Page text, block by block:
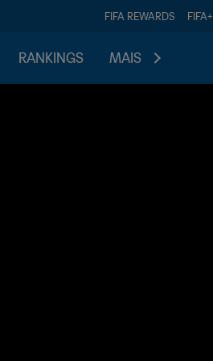
FIFA REWARDS FIFA+
RANKINGS MAIS